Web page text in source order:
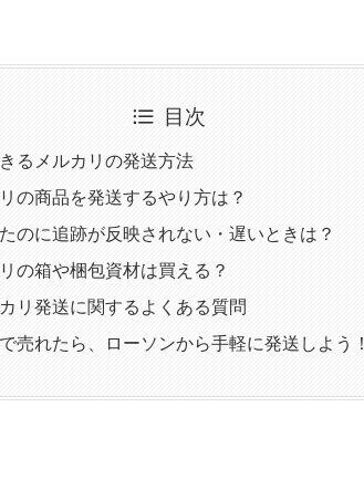
目次
るメルカリの発送方法
の商品を発送するやり方は？
のに追跡が反映されない・遅いときは？
の箱や梱包資材は買える？
リ発送に関するよくある質問
売れたら、ローソンから手軽に発送しよう！